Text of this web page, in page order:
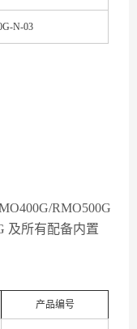
N-03
RMO500G
及所有配备内置
产品编号